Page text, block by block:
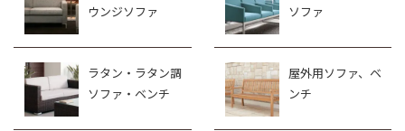
ウンジソファ
ソファ
ラタン・ラタン調
ソファ・ベンチ
屋外用ソファ、ベ
ンチ